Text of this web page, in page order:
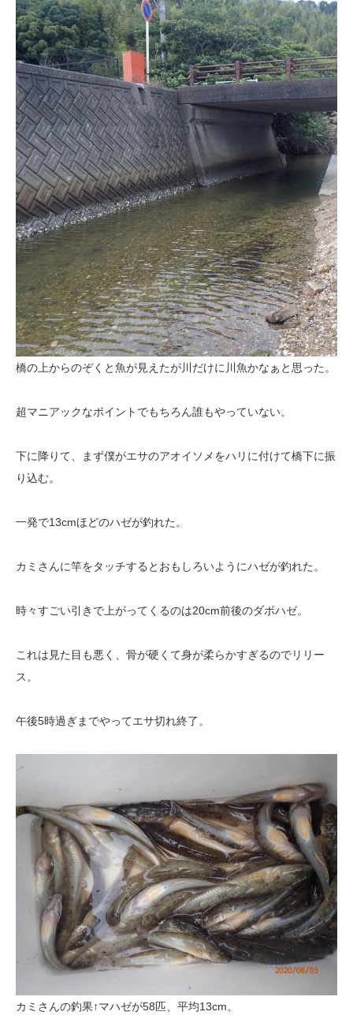
橋の上からのぞくと魚が見えたが川だけに川魚かなぁと思った。
超マニアックなポイントでもちろん誰もやっていない。
下に降りて、まず僕がエサのアオイソメをハリに付けて橋下に振
り込む。
一発で13cmほどのハゼが釣れた。
カミさんに竿をタッチするとおもしろいようにハゼが釣れた。
時々すごい引きで上がってくるのは20cm前後のダボハゼ。
これは見た目も悪く、骨が硬くて身が柔らかすぎるのでリリー
ス。
午後5時過ぎまでやってエサ切れ終了。
カミさんの釣果↑マハゼが58匹、平均13cm。